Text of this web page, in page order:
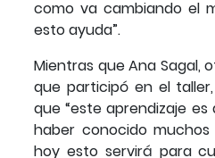
como va cambiando el
esto ayuda”.
Mientras que Ana Sagal,
que participó en el
que “este aprendizaje es
haber conocido
hoy esto servirá para